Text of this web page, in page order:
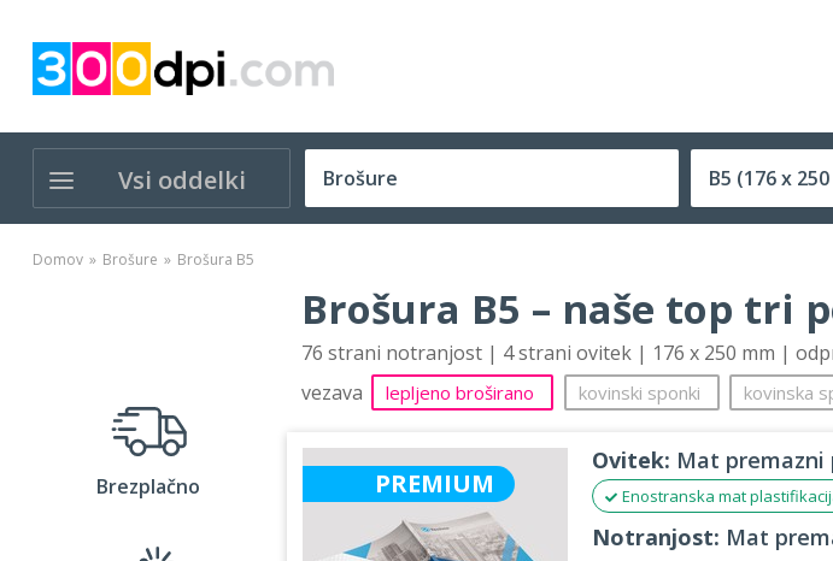
Vsi oddelki B5 (176 x 250
Velikost (zaprte)
Domov Brošure Brošura B5
Brezplačno
Brošura B5 – naše top tri
76 strani notranjost | 4 strani ovitek | 176 x 250 mm |
vezava
lepljeno broširano kovinski sponki kovinska
PREMIUM
Ovitek: Mat premazni
Enostranska mat
Notranjost: Mat